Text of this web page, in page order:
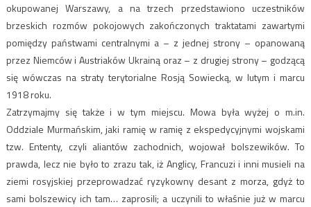
okupowanej Warszawy, a na trzech przedstawiono uczestników
brzeskich rozmów pokojowych zakończonych traktatami zawartymi
pomiędzy państwami centralnymi a – z jednej strony – opanowaną
przez Niemców i Austriaków Ukrainą oraz – z drugiej strony – godzącą
się wówczas na straty terytorialne Rosją Sowiecką, w lutym i marcu
1918 roku.
Zatrzymajmy się także i w tym miejscu. Mowa była wyżej o m.in.
Oddziale Murmańskim, jaki ramię w ramię z ekspedycyjnymi wojskami
tzw. Ententy, czyli aliantów zachodnich, wojował bolszewików. To
prawda, lecz nie było to zrazu tak, iż Anglicy, Francuzi i inni musieli na
ziemi rosyjskiej przeprowadzać ryzykowny desant z morza, gdyż to
sami bolszewicy ich tam… zaprosili; a uczynili to właśnie już w marcu